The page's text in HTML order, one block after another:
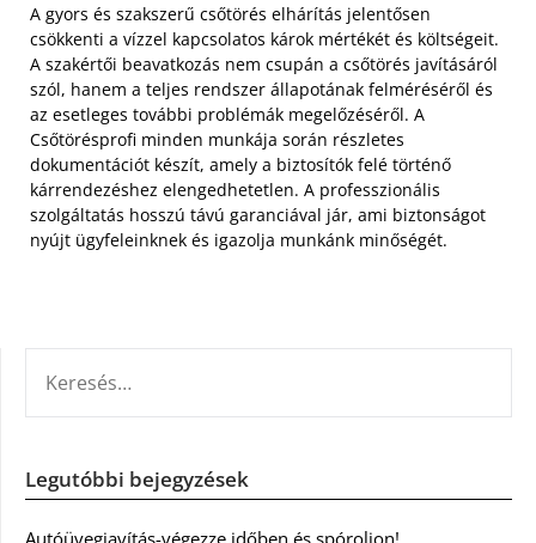
A gyors és szakszerű csőtörés elhárítás jelentősen
csökkenti a vízzel kapcsolatos károk mértékét és költségeit.
A szakértői beavatkozás nem csupán a csőtörés javításáról
szól, hanem a teljes rendszer állapotának felméréséről és
az esetleges további problémák megelőzéséről. A
Csőtörésprofi minden munkája során részletes
dokumentációt készít, amely a biztosítók felé történő
kárrendezéshez elengedhetetlen. A professzionális
szolgáltatás hosszú távú garanciával jár, ami biztonságot
nyújt ügyfeleinknek és igazolja munkánk minőségét.
Legutóbbi bejegyzések
Autóüvegjavítás-végezze időben és spóroljon!